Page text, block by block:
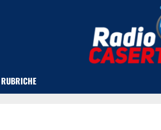
RUBRICHE